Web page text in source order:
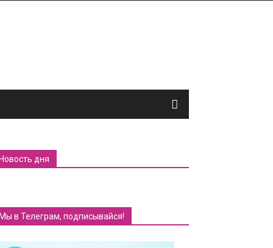
Новость дня
Мы в Телеграм, подписывайся!